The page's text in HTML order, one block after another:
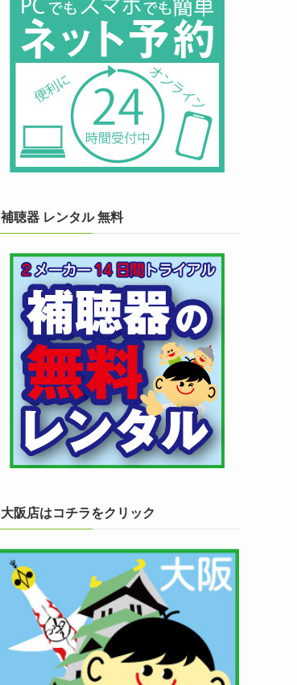
補聴器 レンタル 無料
大阪店はコチラをクリック